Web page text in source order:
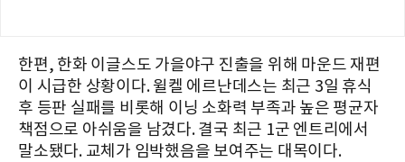
한편, 한화 이글스도 가을야구 진출을 위해 마운드 재편
이 시급한 상황이다. 윌켈 에르난데스는 최근 3일 휴식
후 등판 실패를 비롯해 이닝 소화력 부족과 높은 평균자
책점으로 아쉬움을 남겼다. 결국 최근 1군 엔트리에서
말소됐다. 교체가 임박했음을 보여주는 대목이다.